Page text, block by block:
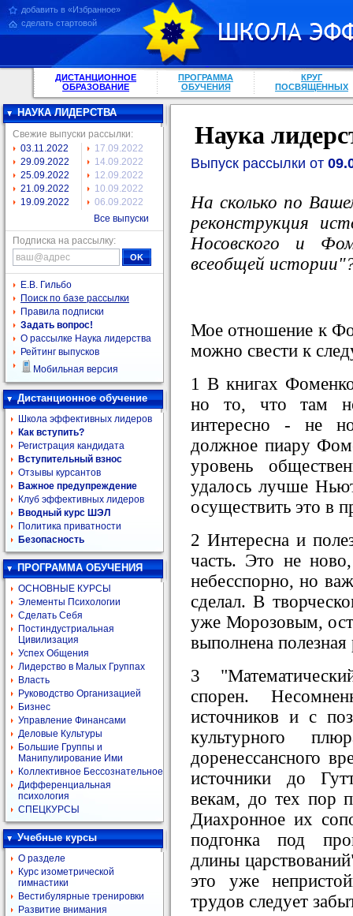
добавить в «Избранное»
сделать стартовой
ДИСТАНЦИОННОЕ
ОБРАЗОВАНИЕ
ПРОГРАММА
ОБУЧЕНИЯ
КРУГ
ПОСВЯЩЕННЫХ
НАУКА ЛИДЕРСТВА
Свежие выпуски рассылки:
03.11.2022
29.09.2022
25.09.2022
21.09.2022
19.09.2022
17.09.2022
14.09.2022
12.09.2022
10.09.2022
06.09.2022
Все выпуски
Подписка на рассылку:
Е.В. Гильбо
Поиск по базе рассылки
Правила подписки
Задать вопрос!
О рассылке Наука лидерства
Рейтинг выпусков
Мобильная версия
Дистанционное обучение
Школа эффективных лидеров
Как вступить?
Регистрация кандидата
Вступительный взнос
Отзывы курсантов
Важное предупреждение
Клуб эффективных лидеров
Вводный курс ШЭЛ
Политика приватности
Безопасность
ПРОГРАММА ОБУЧЕНИЯ
ОСНОВНЫЕ КУРСЫ
Элементы Психологии
Сделать Себя
Постиндустриальная
Цивилизация
Успех Общения
Лидерство в Малых Группах
Власть
Руководство Организацией
Бизнес
Управление Финансами
Деловые Культуры
Большие Группы и
Манипулирование Ими
Коллективное Бессознательное
Дифференциальная
психология
СПЕЦКУРСЫ
Учебные курсы
О разделе
Курс изометрической
гимнастики
Вестибулярные тренировки
Развитие внимания
Наука
Выпуск рассылки от
На сколько по
реконструкция
Носовского и
всеобщей
Мое отношение к
можно свести к
1 В книгах
но то, что там
интересно - не
должное пиару
уровень
удалось лучше
осуществить это в
2 Интересна и
часть. Это не
небесспорно, но
сделал. В
уже Морозовым,
выполнена
3
спорен.
источников и с
культурного
доренессансного
источники до
векам, до тех пор
Диахронное их
подгонка под
длины
это уже
трудов следует